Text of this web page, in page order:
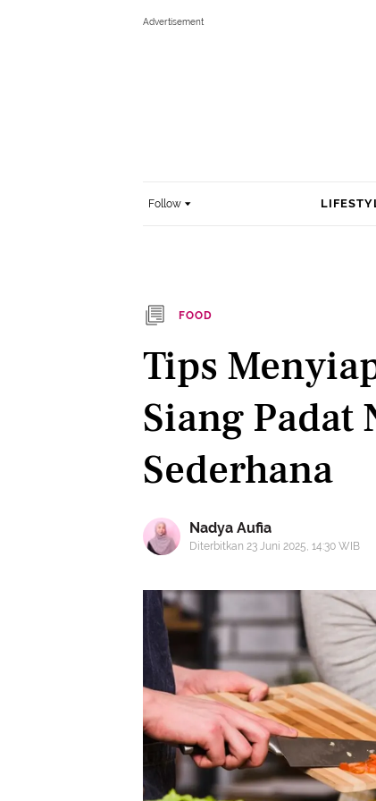
Follow
FOOD
Tips
Siang Padat
Sederhana
Nadya Aufia
Diterbitkan 23 Juni 2025, 14:30 WIB